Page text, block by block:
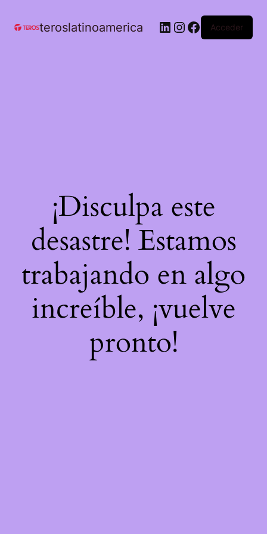
teroslatinoamerica Acceder
¡Disculpa este
desastre! Estamos
trabajando en algo
increíble, ¡vuelve
pronto!